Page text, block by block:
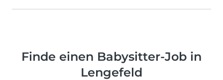
Finde einen Babysitter-Job in
Lengefeld